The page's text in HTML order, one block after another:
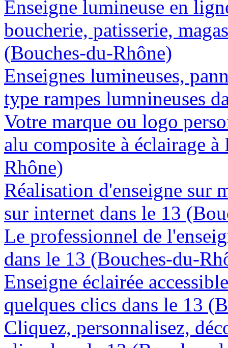
Enseigne lumineuse en
boucherie, patisserie,
(Bouches-du-Rhône)
Enseignes lumineuses,
type rampes lumnineuses
Votre marque ou logo
alu composite à éclairage
Rhône)
Réalisation d'enseigne sur
sur internet dans le 13
Le professionnel de
dans le 13 (Bouches-du-
Enseigne éclairée
quelques clics dans le 13
Cliquez, personnalisez,